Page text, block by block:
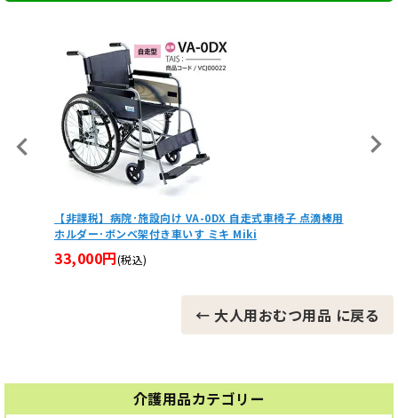
介護用品カテゴリー
設向け VA-0DX 自走式車椅子 点滴棒用
架付き車いす ミキ Miki
ベッドサイドテーブル MBT-3261
29,700円
← 大人用おむつ用品 に戻る